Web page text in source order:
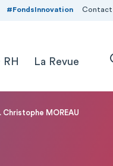
#FondsInnovation Contact
RH La Revue
Christophe MOREAU